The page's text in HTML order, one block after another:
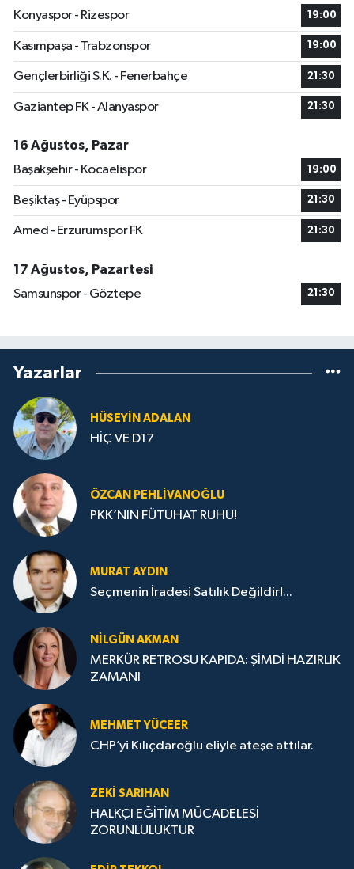
Konyaspor - Rizespor 19:00
Kasımpaşa - Trabzonspor 19:00
Gençlerbirliği S.K. - Fenerbahçe 21:30
Gaziantep FK - Alanyaspor 21:30
16 Ağustos, Pazar
Başakşehir - Kocaelispor
19:00
Beşiktaş - Eyüpspor 21:30
Amed - Erzurumspor FK 21:30
17 Ağustos, Pazartesi
Samsunspor - Göztepe
21:30
Yazarlar
HÜSEYIN ADALAN
HİÇ VE D17
ÖZCAN PEHLIVANOĞLU
PKK’NIN FÜTUHAT RUHU!
MURAT AYDIN
Seçmenin İradesi Satılık Değildir!...
NILGÜN AKMAN
MERKÜR RETROSU KAPIDA: ŞİMDİ HAZIRLIK
ZAMANI
MEHMET YÜCEER
CHP’yi Kılıçdaroğlu eliyle ateşe attılar.
ZEKI SARIHAN
HALKÇI EĞİTİM MÜCADELESİ
ZORUNLULUKTUR